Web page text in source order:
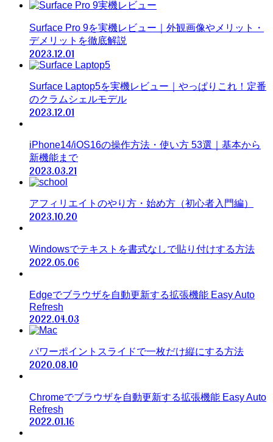
Surface Pro 9を実機レビュー｜外観画像やメリット・
デメリットを徹底解説
2023.12.01
Surface Laptop5を実機レビュー｜やっぱりこれ！定番
のクラムシェルモデル
2023.12.01
iPhone14/iOS16の操作方法・使い方 53選｜基本から
新機能まで
2023.03.21
アフィリエイトのやり方・始め方（初心者入門編）
2023.10.20
Windowsでテキストを書式なしで貼り付けする方法
2022.05.06
Edgeでブラウザを自動更新する拡張機能 Easy Auto
Refresh
2022.04.03
パワーポイントスライドで一枚だけ縦にする方法
2020.08.10
Chromeでブラウザを自動更新する拡張機能 Easy Auto
Refresh
2022.01.16